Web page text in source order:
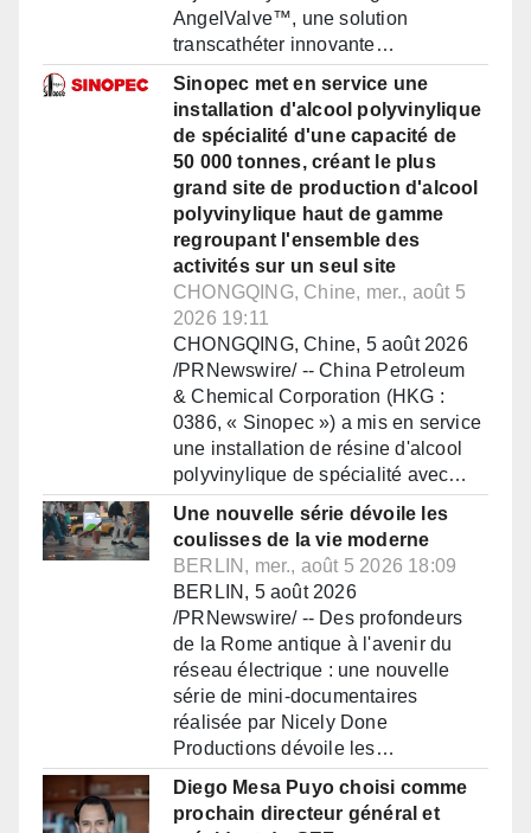
AngelValve™, une solution
transcathéter innovante…
Sinopec met en service une
installation d'alcool polyvinylique
de spécialité d'une capacité de
50 000 tonnes, créant le plus
grand site de production d'alcool
polyvinylique haut de gamme
regroupant l'ensemble des
activités sur un seul site
CHONGQING, Chine, mer., août 5
2026 19:11
CHONGQING, Chine, 5 août 2026
/PRNewswire/ -- China Petroleum
& Chemical Corporation (HKG :
0386, « Sinopec ») a mis en service
une installation de résine d'alcool
polyvinylique de spécialité avec…
Une nouvelle série dévoile les
coulisses de la vie moderne
BERLIN, mer., août 5 2026 18:09
BERLIN, 5 août 2026
/PRNewswire/ -- Des profondeurs
de la Rome antique à l'avenir du
réseau électrique : une nouvelle
série de mini-documentaires
réalisée par Nicely Done
Productions dévoile les…
Diego Mesa Puyo choisi comme
prochain directeur général et